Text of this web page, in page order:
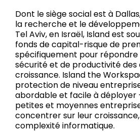
Dont le siège social est à
la recherche et le
Tel Aviv, en Israël, Island est
fonds de capital-risque de
spécifiquement pour répondre
sécurité et de productivité des
croissance. Island the
protection de niveau
abordable et facile à déployer
petites et moyennes
concentrer sur leur
complexité informatique.